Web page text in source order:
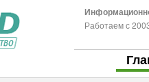
Работаем с